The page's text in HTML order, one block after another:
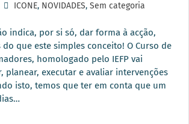
ICONE, NOVIDADES, Sem categoria
indica, por si só, dar forma à acção,
que este simples conceito! O Curso de
homologado pelo IEFP vai
planear, executar e avaliar intervenções
isto, temos que ter em conta que um